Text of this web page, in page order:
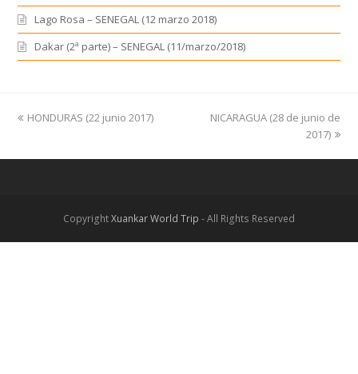
Lago Rosa – SENEGAL (12 marzo 2018)
Dakar (2ª parte) – SENEGAL (11/marzo/2018)
previous
HONDURAS (22 junio 2017)
next
NICARAGUA (28 de junio de
2017)
CopyrightXuankar World Trip - All Rights Reserved